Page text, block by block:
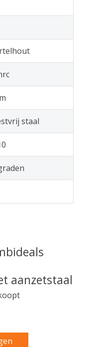
staal
aanzetstaal